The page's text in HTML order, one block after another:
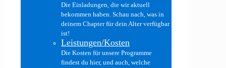
Die Einladungen, die wir aktuell
bekommen haben. Schau nach, was in
deinem Chapter für dein Alter verfügbar
ist!
Leistungen/Kosten
Die Kosten für unsere Programme
findest du hier, und auch, welche